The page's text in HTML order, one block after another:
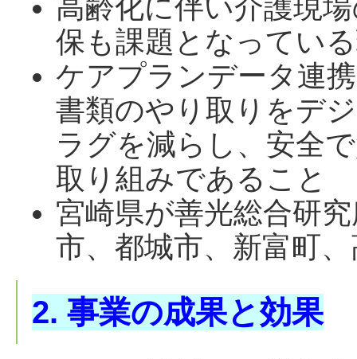
高齢化に伴い介護現
保も課題となってい
ケアプランデータ連
書類のやり取りをデ
ラグを減らし、安全
取り組みであること
宮崎県が善光総合研
市、都城市、新富町
2. 事業の成果と効果